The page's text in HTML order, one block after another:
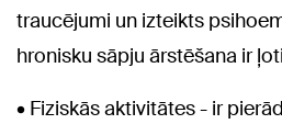
traucējumi un izteikts
hronisku sāpju ārstēšana ir
• Fiziskās aktivitātes - ir